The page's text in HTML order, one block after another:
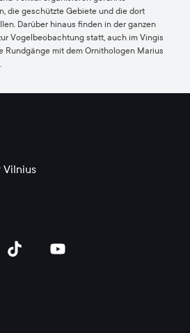
die geschützte Gebiete und die dort
Darüber hinaus finden in der ganzen
Vogelbeobachtung statt, auch im Vingis
Rundgänge mit dem Ornithologen Marius
Vilnius